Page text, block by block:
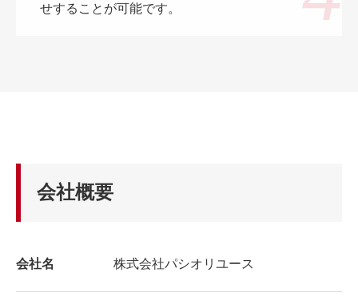
せすることが可能です。
会社概要
会社名 株式会社パシオリユース